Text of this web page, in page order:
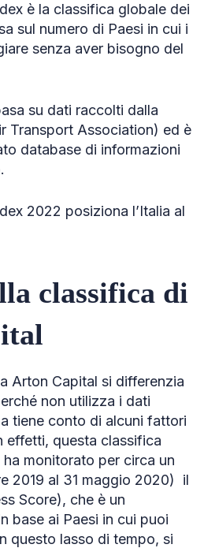
è la classifica globale dei
sul numero di Paesi in cui i
senza aver bisogno del
su dati raccolti dalla
Transport Association) ed è
database di informazioni
2022 posiziona l’Italia al
classifica di
Arton Capital si differenzia
non utilizza i dati
tiene conto di alcuni fattori
effetti, questa classifica
monitorato per circa un
2019 al 31 maggio 2020) il
Score), che è un
base ai Paesi in cui puoi
questo lasso di tempo, si